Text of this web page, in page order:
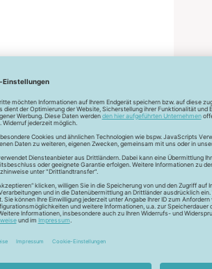
Lichtreflektion und glänzen deshalb
und Vernähbarkeit. Darüber